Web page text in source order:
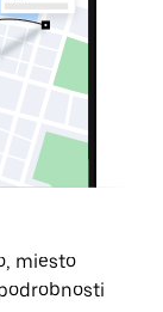
miesto